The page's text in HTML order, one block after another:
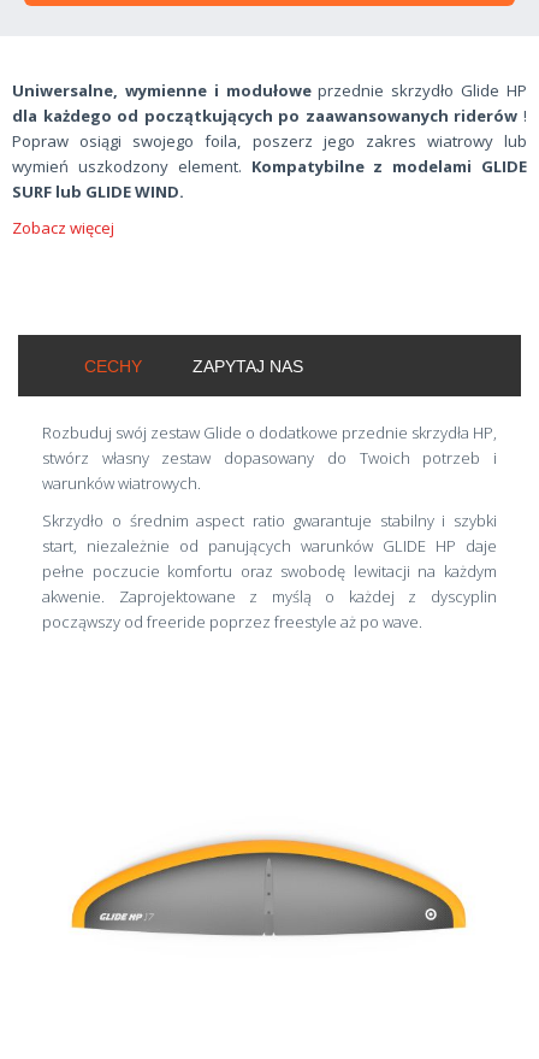
Uniwersalne, wymienne i modułoweprzednie skrzydło Glide HP
dla każdego od początkujących po zaawansowanych riderów !
Popraw osiągi swojego foila, poszerz jego zakres wiatrowy lub
wymień uszkodzony element. Kompatybilne z modelami GLIDE
SURF lub GLIDE WIND.
Zobacz więcej
CECHY ZAPYTAJ NAS
Rozbuduj swój zestaw Glide o dodatkowe przednie skrzydła HP,
stwórz własny zestaw dopasowany do Twoich potrzeb i
warunków wiatrowych.
Skrzydło o średnim aspect ratio gwarantuje stabilny i szybki
start, niezależnie od panujących warunków GLIDE HP daje
pełne poczucie komfortu oraz swobodę lewitacji na każdym
akwenie. Zaprojektowane z myślą o każdej z dyscyplin
począwszy od freeride poprzez freestyle aż po wave.